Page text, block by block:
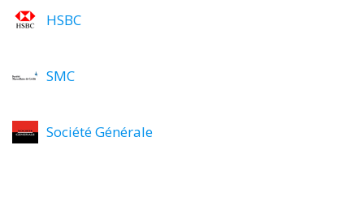
HSBC
SMC
Société Générale